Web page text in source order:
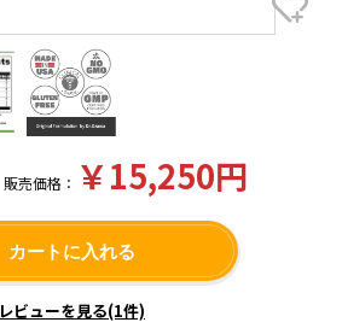
販売価格： ￥15,250円
カートに入れる
レビューを見る(1件)